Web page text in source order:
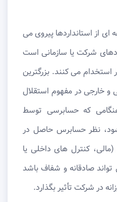
از استانداردها پیروی می
شرکت یا سازمانی است
استخدام می کنند. بزرگترین
و خارجی در مفهوم استقلال
که حسابرسی توسط
نظر حسابرس حاصل در
کنترل های داخلی یا
صادقانه و شفاف باشد
در شرکت تأثیر بگذارد.